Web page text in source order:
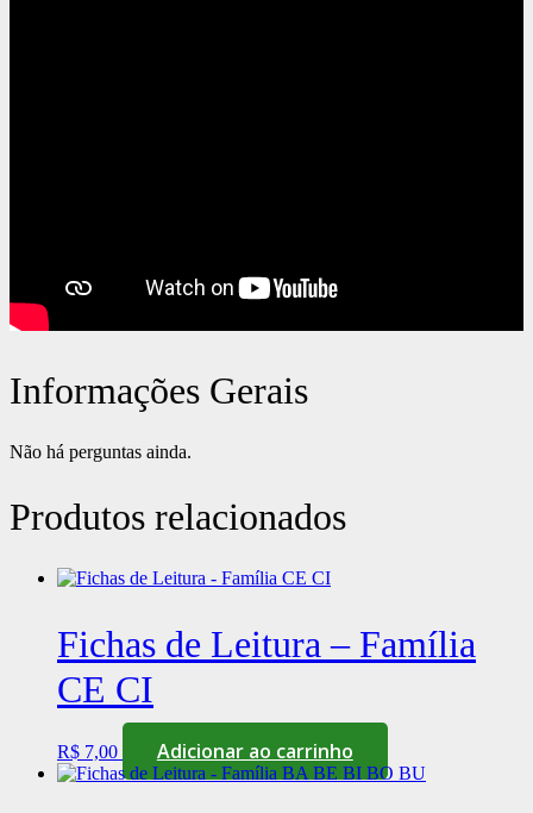
Informações Gerais
Não há perguntas ainda.
Produtos relacionados
Fichas de Leitura – Família
CE CI
R$ 7,00 Adicionar ao carrinho